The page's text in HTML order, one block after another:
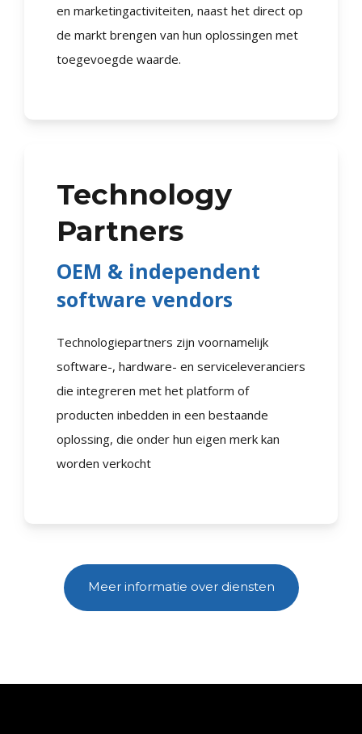
en marketingactiviteiten, naast het direct op
de markt brengen van hun oplossingen met
toegevoegde waarde.
Technology
Partners
OEM & independent
software vendors
Technologiepartners zijn voornamelijk
software-, hardware- en serviceleveranciers
die integreren met het platform of
producten inbedden in een bestaande
oplossing, die onder hun eigen merk kan
worden verkocht
Meer informatie over diensten